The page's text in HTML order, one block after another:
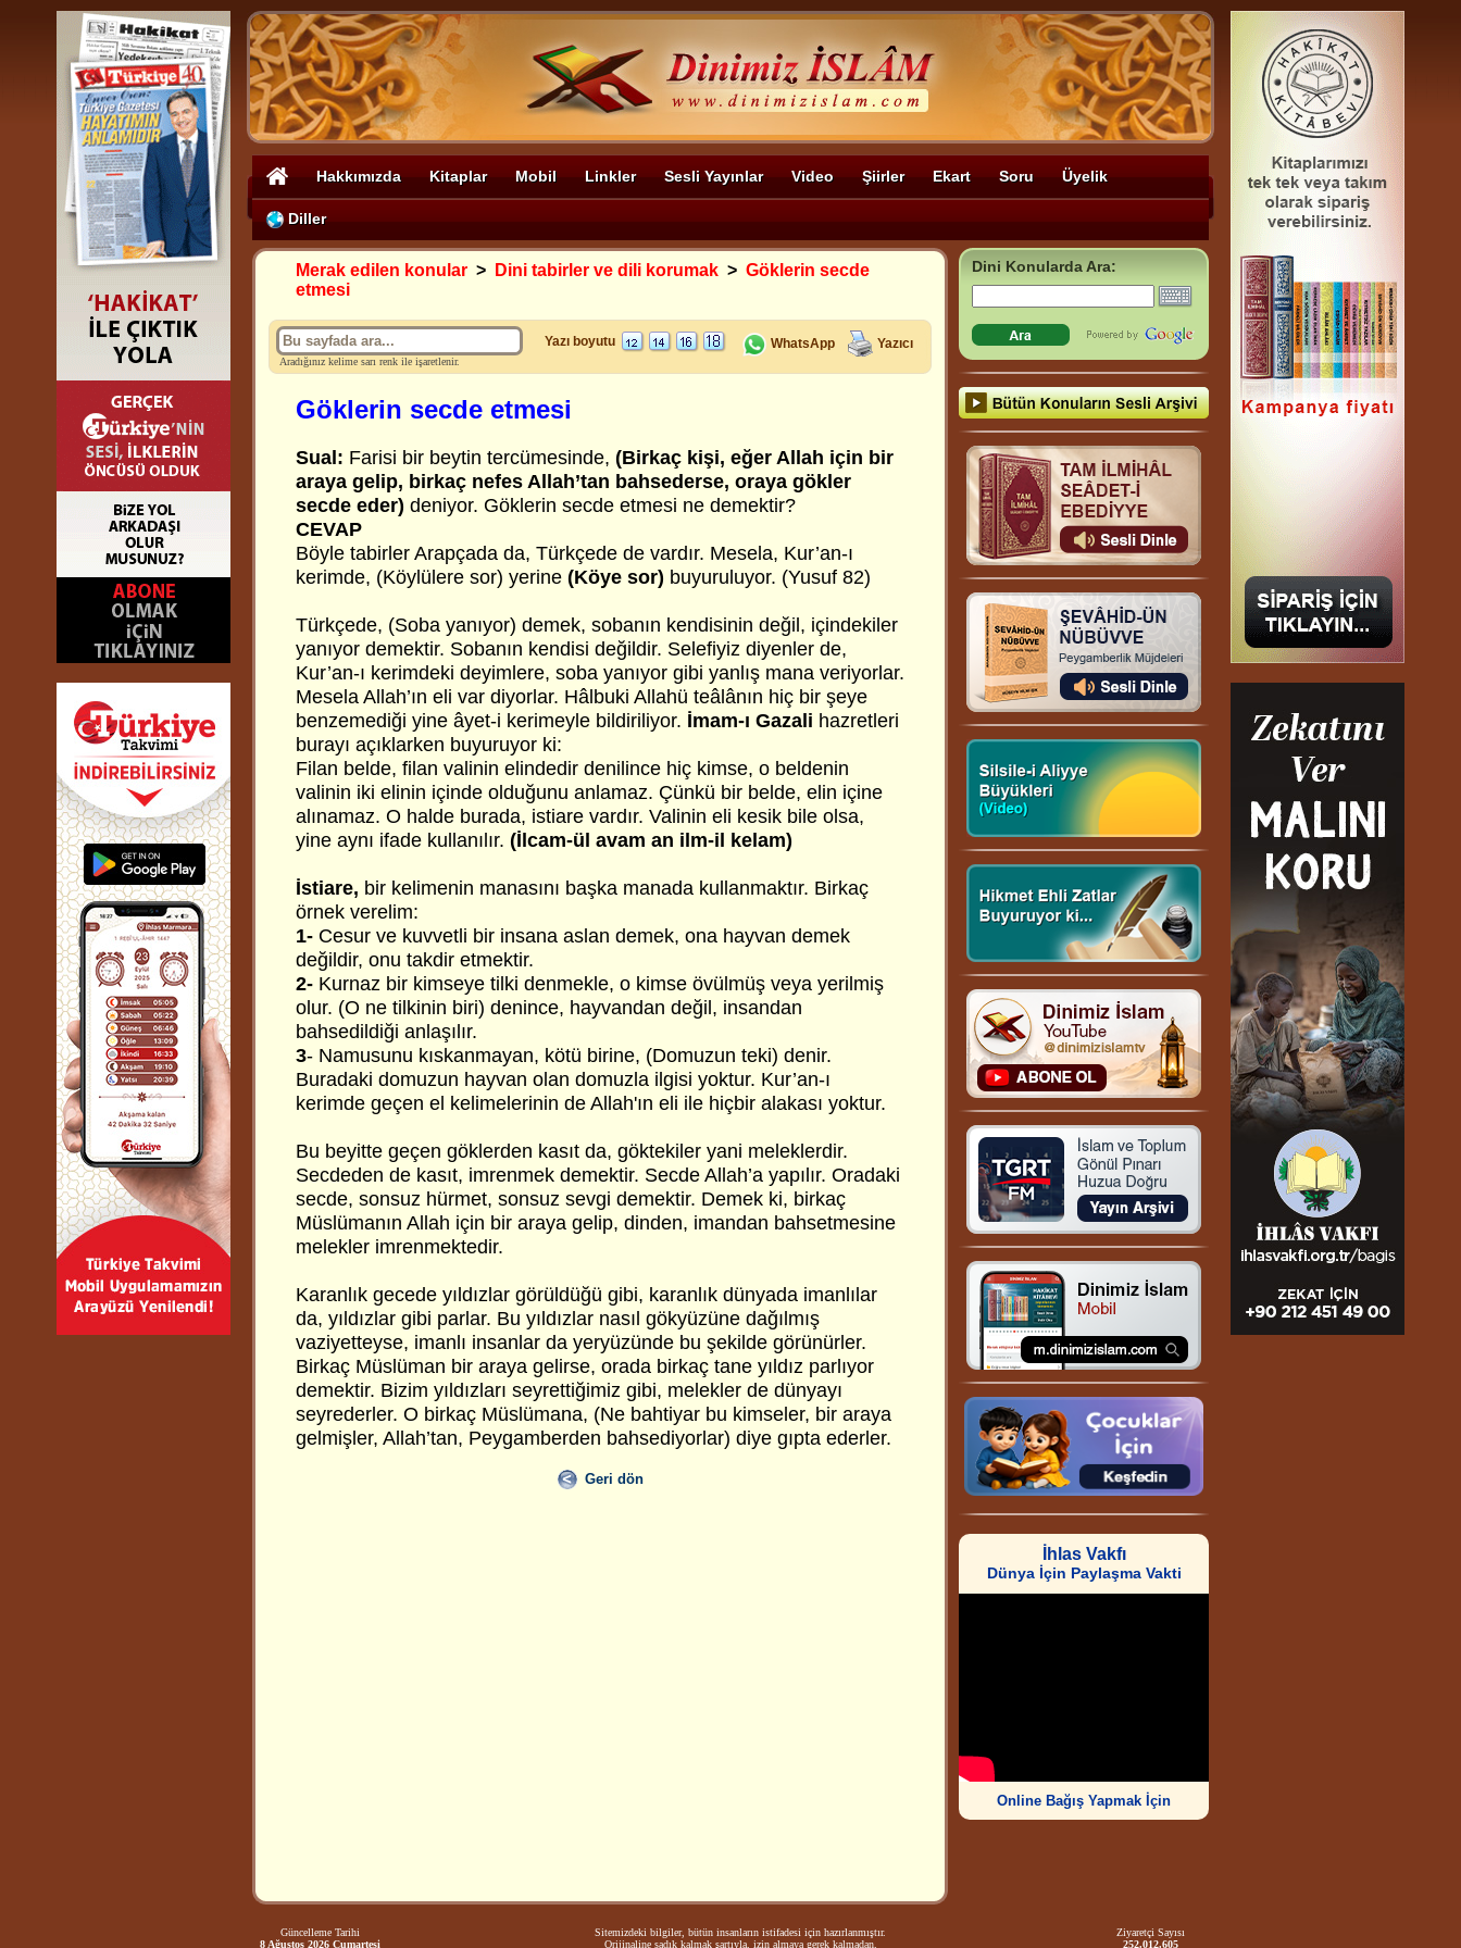
Hakkımızda Kitaplar Mobil Linkler Sesli Yayınlar Video Şiirler Ekart Soru Üyelik
Diller
Merak edilen konular > Dini tabirler ve dili korumak > Göklerin secde
etmesi
Aradığınız kelime sarı renk ile işaretlenir.
Yazı boyutu WhatsApp Yazıcı
Göklerin secde etmesi
Sual: Farisi bir beytin tercümesinde, (Birkaç kişi, eğer Allah için bir
araya gelip, birkaç nefes Allah’tan bahsederse, oraya gökler
secde eder) deniyor. Göklerin secde etmesi ne demektir?
CEVAP
Böyle tabirler Arapçada da, Türkçede de vardır. Mesela, Kur’an-ı
kerimde, (Köylülere sor) yerine (Köye sor) buyuruluyor. (Yusuf 82)
Türkçede, (Soba yanıyor) demek, sobanın kendisinin değil, içindekiler
yanıyor demektir. Sobanın kendisi değildir. Selefiyiz diyenler de,
Kur’an-ı kerimdeki deyimlere, soba yanıyor gibi yanlış mana veriyorlar.
Mesela Allah’ın eli var diyorlar. Hâlbuki Allahü teâlânın hiç bir şeye
benzemediği yine âyet-i kerimeyle bildiriliyor. İmam-ı Gazali hazretleri
burayı açıklarken buyuruyor ki:
Filan belde, filan valinin elindedir denilince hiç kimse, o beldenin
valinin iki elinin içinde olduğunu anlamaz. Çünkü bir belde, elin içine
alınamaz. O halde burada, istiare vardır. Valinin eli kesik bile olsa,
yine aynı ifade kullanılır. (İlcam-ül avam an ilm-il kelam)
İstiare, bir kelimenin manasını başka manada kullanmaktır. Birkaç
örnek verelim:
1- Cesur ve kuvvetli bir insana aslan demek, ona hayvan demek
değildir, onu takdir etmektir.
2- Kurnaz bir kimseye tilki denmekle, o kimse övülmüş veya yerilmiş
olur. (O ne tilkinin biri) denince, hayvandan değil, insandan
bahsedildiği anlaşılır.
3- Namusunu kıskanmayan, kötü birine, (Domuzun teki) denir.
Buradaki domuzun hayvan olan domuzla ilgisi yoktur. Kur’an-ı
kerimde geçen el kelimelerinin de Allah'ın eli ile hiçbir alakası yoktur.
Bu beyitte geçen göklerden kasıt da, göktekiler yani meleklerdir.
Secdeden de kasıt, imrenmek demektir. Secde Allah’a yapılır. Oradaki
secde, sonsuz hürmet, sonsuz sevgi demektir. Demek ki, birkaç
Müslümanın Allah için bir araya gelip, dinden, imandan bahsetmesine
melekler imrenmektedir.
Karanlık gecede yıldızlar görüldüğü gibi, karanlık dünyada imanlılar
da, yıldızlar gibi parlar. Bu yıldızlar nasıl gökyüzüne dağılmış
vaziyetteyse, imanlı insanlar da yeryüzünde bu şekilde görünürler.
Birkaç Müslüman bir araya gelirse, orada birkaç tane yıldız parlıyor
demektir. Bizim yıldızları seyrettiğimiz gibi, melekler de dünyayı
seyrederler. O birkaç Müslümana, (Ne bahtiyar bu kimseler, bir araya
gelmişler, Allah’tan, Peygamberden bahsediyorlar) diye gıpta ederler.
Geri dön
Dini Konularda Ara:
İhlas Vakfı
Dünya İçin Paylaşma Vakti
Online Bağış Yapmak İçin
Güncelleme Tarihi
8 Ağustos 2026 Cumartesi
Sitemizdeki bilgiler, bütün insanların istifadesi için hazırlanmıştır.
Orijinaline sadık kalmak şartıyla, izin almaya gerek kalmadan,
Ziyaretçi Sayısı
252.012.605